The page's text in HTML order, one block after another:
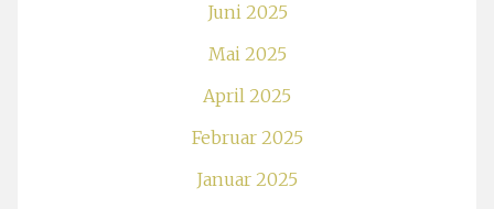
Juni 2025
Mai 2025
April 2025
Februar 2025
Januar 2025